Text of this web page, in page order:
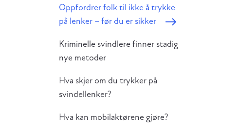
Oppfordrer folk til ikke å trykke
på lenker – før du er sikker
Kriminelle svindlere finner stadig
nye metoder
Hva skjer om du trykker på
svindellenker?
Hva kan mobilaktørene gjøre?